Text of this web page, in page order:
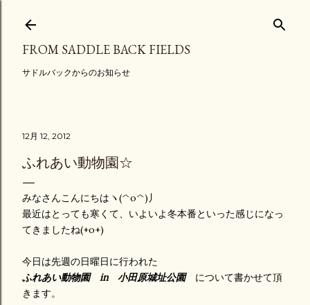
スキップしてメイン コンテンツに移動
FROM SADDLE BACK FIELDS
サドルバックからのお知らせ
12月 12, 2012
ふれあい動物園☆
みなさんこんにちはヽ(^o^)丿
最近はとっても寒くて、いよいよ冬本番といった感じになっ
てきましたね(+o+)
今日は先週の日曜日に行われた
ふれあい動物園 in 小田原城址公園について書かせて頂
きます。